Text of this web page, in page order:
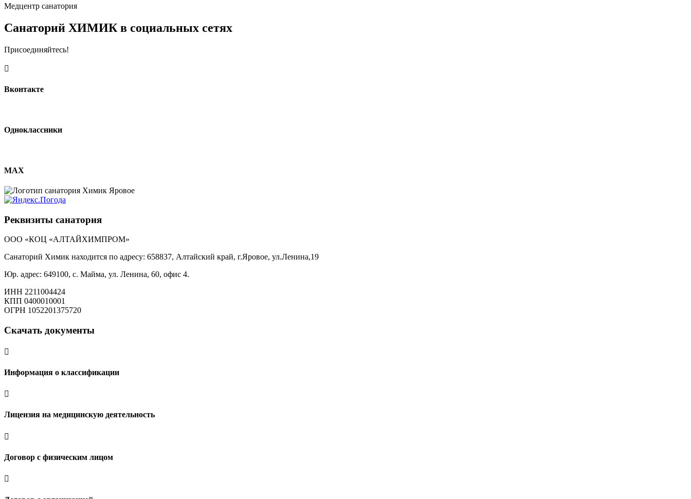
Медцентр санатория
Санаторий ХИМИК в социальных сетях
Присоединяйтесь!

Вконтакте
Одноклассники
MAX
Реквизиты санатория
ООО «КОЦ «АЛТАЙХИМПРОМ»
Санаторий Химик находится по адресу: 658837, Алтайский край, г.Яровое, ул.Ленина,19
Юр. адрес: 649100, с. Майма, ул. Ленина, 60, офис 4.
ИНН 2211004424
КПП 0400010001
ОГРН 1052201375720
Скачать документы

Информация о классификации

Лицензия на медицинскую деятельность

Договор с физическим лицом
